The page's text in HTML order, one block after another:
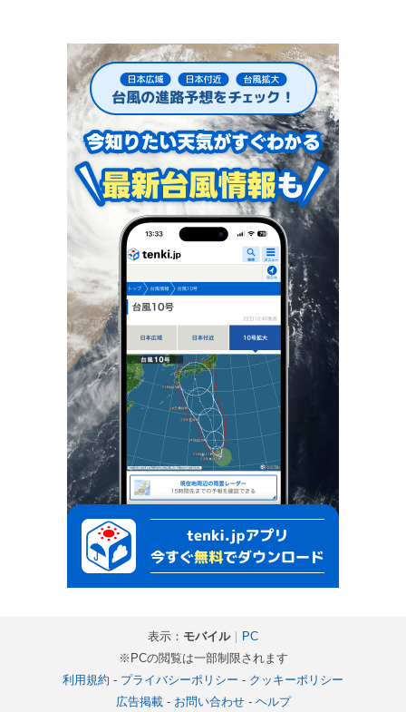
表示： モバイル｜ PC
※PCの閲覧は一部制限されます
利用規約 - プライバシーポリシー - クッキーポリシー
広告掲載- お問い合わせ- ヘルプ